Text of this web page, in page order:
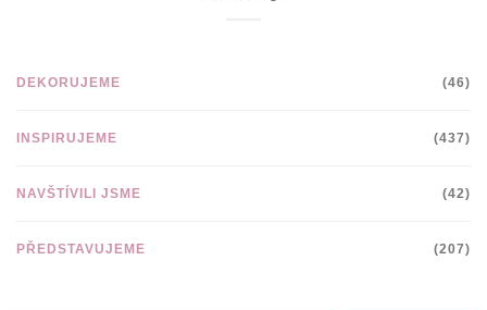
DEKORUJEME (46)
INSPIRUJEME (437)
NAVŠTÍVILI JSME (42)
PŘEDSTAVUJEME (207)